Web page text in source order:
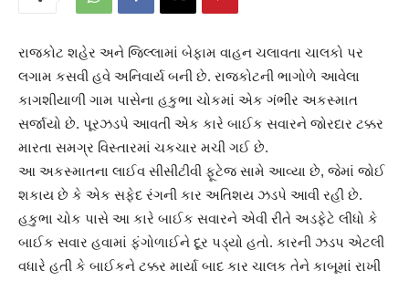
રાજકોટ શહેર અને જિલ્લામાં બેફામ વાહન ચલાવતા ચાલકો પર
લગામ કસવી હવે અનિવાર્ય બની છે. રાજકોટની ભાગોળે આવેલા
કાગશીયાળી ગામ પાસેના હકુભા ચોકમાં એક ગંભીર અકસ્માત
સર્જાયો છે. પૂરઝડપે આવતી એક કારે બાઈક સવારને જોરદાર ટક્કર
મારતા સમગ્ર વિસ્તારમાં ચકચાર મચી ગઈ છે.
આ અકસ્માતના લાઈવ સીસીટીવી ફૂટેજ સામે આવ્યા છે, જેમાં જોઈ
શકાય છે કે એક સફેદ રંગની કાર અતિશય ઝડપે આવી રહી છે.
હકુભા ચોક પાસે આ કારે બાઈક સવારને એવી રીતે અડફેટે લીધો કે
બાઈક સવાર હવામાં ફંગોળાઈને દૂર પડ્યો હતો. કારની ઝડપ એટલી
વધારે હતી કે બાઈકને ટક્કર માર્યા બાદ કાર ચાલક તેને કાબૂમાં રાખી